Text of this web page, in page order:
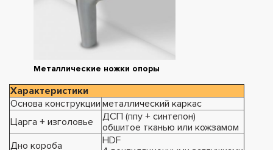
Металлические ножки опоры
Характеристики
Основа конструкции металлический каркас
Царга + изголовье
ДСП (ппу + синтепон)
обшитое тканью или кожзамом
Дно короба
HDF